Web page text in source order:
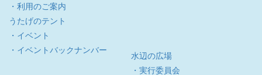
・利用のご案内
うたげのテント
・イベント
・イベントバックナンバー
水辺の広場
・実行委員会